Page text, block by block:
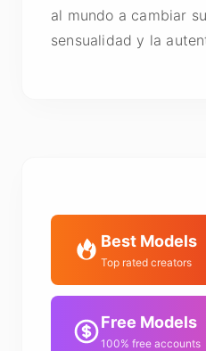
al mundo a cambiar
sensualidad y la
Best Models
Top rated creators
Free Models
100% free accounts